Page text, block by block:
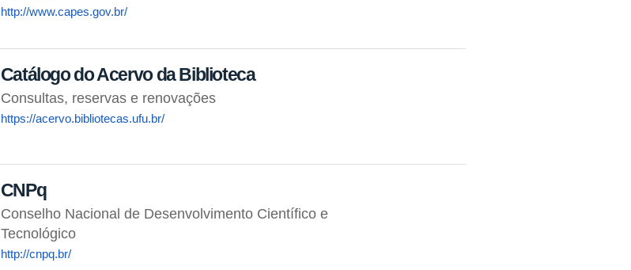
http://www.capes.gov.br/
Catálogo do Acervo da Biblioteca
Consultas, reservas e renovações
https://acervo.bibliotecas.ufu.br/
CNPq
Conselho Nacional de Desenvolvimento Científico e
Tecnológico
http://cnpq.br/